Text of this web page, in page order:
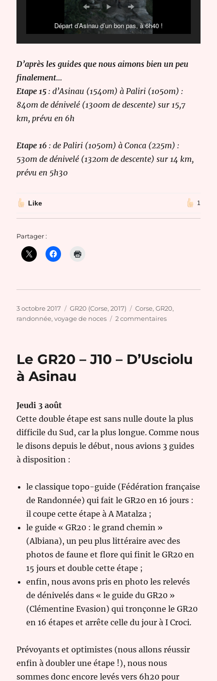
Départ d’Asinau d’un bon pas, à 6h40 !
D’après les guides que nous aimons bien un peu
finalement…
Etape 15 : d’Asinau (1540m) à Paliri (1050m) :
840m de dénivelé (1300m de descente) sur 15,7
km, prévu en 6h
Etape 16 : de Paliri (1050m) à Conca (225m) :
530m de dénivelé (1320m de descente) sur 14 km,
prévu en 5h30
Like 1
Partager :
Publié
le
3 octobre 2017 Catégories
GR20 (Corse, 2017) Étiquettes
Corse,GR20,
randonnée,voyage de noces 2 commentairessur
J11
Le GR20 – J10 – D’Usciolu
à Asinau
Jeudi 3 août
Cette double étape est sans nulle doute la plus
difficile du Sud, car la plus longue. Comme nous
le disons depuis le début, nous avions 3 guides
à disposition :
le classique topo-guide (Fédération française
de Randonnée) qui fait le GR20 en 16 jours :
il coupe cette étape à A Matalza ;
le guide « GR20 : le grand chemin »
(Albiana), un peu plus littéraire avec des
photos de faune et flore qui finit le GR20 en
15 jours et double cette étape ;
enfin, nous avons pris en photo les relevés
de dénivelés dans « le guide du GR20 »
(Clémentine Evasion) qui tronçonne le GR20
en 16 étapes et arrête celle du jour à I Croci.
Prévoyants et optimistes (nous allons réussir
enfin à doubler une étape !), nous nous
sommes donc encore levés vers 6h20 pour